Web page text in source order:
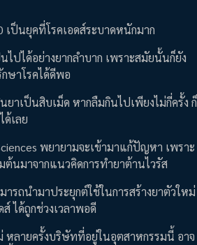
เป็นยุคที่โรคเอดส์ระบาดหนักมาก
ปได้อย่างยากลำบาก เพราะสมัยนั้นก็ยัง
ษาโรคได้ดีพอ
าเป็นสิบเม็ด หากลืมกินไปเพียงไม่กี่ครั้ง ก็
ด้เลย
พยายามจะเข้ามาแก้ปัญหา เพราะ
ต้นมาจากแนวคิดการทำยาต้านไวรัส
รถนำมาประยุกต์ใช้ในการสร้างยาตัวใหม่
ได้ถูกช่วงเวลาพอดี
หลายครั้งบริษัทที่อยู่ในอุตสาหกรรมนี้ อาจ